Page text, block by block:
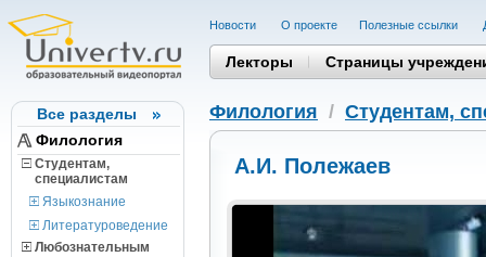
Все разделы
Филология
Студентам,
cпециалистам
Языкознание
Литературоведение
Любознательным
Новости О проекте Полезные cсылки
Лекторы Страницы
Филология / Студентам,
А.И. Полежаев